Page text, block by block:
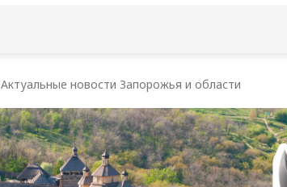
Актуальные новости Запорожья и области